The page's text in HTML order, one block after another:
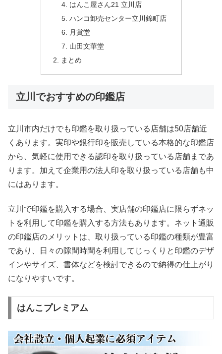
はんこ屋さん21 立川店
ハンコ卸売センター立川錦町店
月賞堂
山田文華堂
まとめ
立川でおすすめの印鑑店
立川市内だけでも印鑑を取り扱っている店舗は50店舗近
くあります。実印や銀行印を販売している本格的な印鑑店
から、気軽に使用できる認印を取り扱っている店舗まであ
ります。加えて企業用の法人印を取り扱っている店舗も中
にはあります。
立川で印鑑を購入する場合、実店舗の印鑑店に限らずネッ
トを利用して印鑑を購入する方法もあります。ネット通販
の印鑑店のメリットは、取り扱っている印鑑の種類が豊富
であり、日々の隙間時間を利用してじっくりと印鑑のデザ
インやサイズ、書体などを検討できるので納得の仕上がり
になりやすいです。
はんこプレミアム